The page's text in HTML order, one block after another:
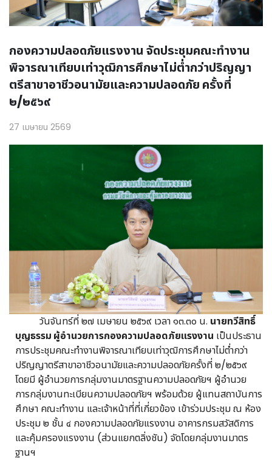
กองความปลอดภัยแรงงาน จัดประชุมคณะทำงาน
พิจารณาเทียบเท่าวุฒิการศึกษาไม่ต่ำกว่าปริญญา
ตรีสาขาอาชีวอนามัยและความปลอดภัย ครั้งที่
๒/๒๕๖๙
27 เมษายน 2569
วันจันทร์ที่ ๒๗ เมษายน ๒๕๖๙ เวลา ๑๓.๓๐ น. นายทวีสิทธิ์
บุญธรรม ผู้อำนวยการกองความปลอดภัยแรงงาน เป็นประธาน
การประชุมคณะทำงานพิจารณาเทียบเท่าวุฒิการศึกษาไม่ต่ำกว่า
ปริญญาตรีสาขาอาชีวอนามัยและความปลอดภัยครั้งที่ ๒/๒๕๖๙
โดยมี ผู้อำนวยการกลุ่มงานมาตรฐานความปลอดภัยฯ ผู้อำนวย
การกลุ่มงานทะเบียนความปลอดภัยฯ พร้อมด้วย ผู้แทนสถาบันการ
ศึกษา คณะทำงาน และเจ้าหน้าที่ที่เกี่ยวข้อง เข้าร่วมประชุม ณ ห้อง
ประชุม ๒ ชั้น ๔ กองความปลอดภัยแรงงาน อาคารกรมสวัสดิการ
และคุ้มครองแรงงาน (ส่วนแยกตลิ่งชัน) จัดโดยกลุ่มงานมาตร
ฐานฯ